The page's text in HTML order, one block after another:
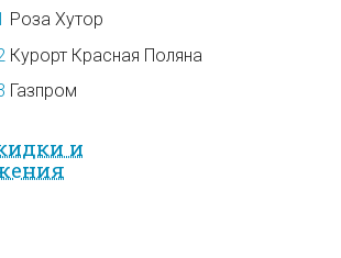
Роза Хутор
Курорт Красная Поляна
Газпром
и